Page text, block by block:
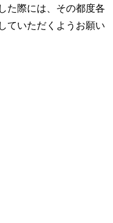
た際には、その都度各
ていただくようお願い